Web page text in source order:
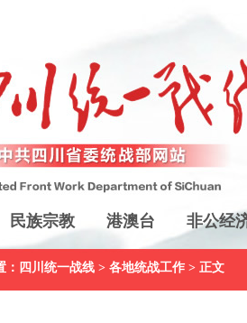
民族宗教 港澳台 非公经
： 四川统一战线 > 各地统战工作 > 正文